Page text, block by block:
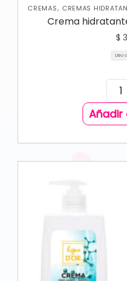
CREMAS, CREMAS
CARE
Crema
$
Litro
Añadir